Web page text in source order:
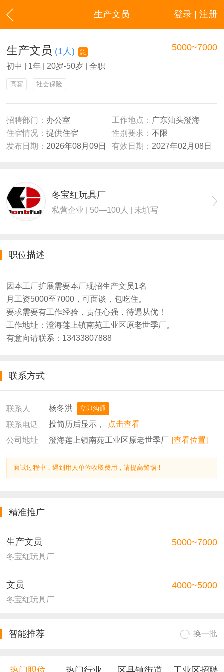
登录 | 注册
生产文员
生产文员 (1人) 急 5000~7000
初中 | 1年 | 20岁-50岁 | 全职
高薪 社会保险
招聘部门： 办公室 工作地点： 广东汕头澄海
住宿情况： 提供住宿 性别要求： 不限
发布日期： 2026年08月09日 有效日期： 2027年02月08日
冬宝红玩具厂
私营企业 | 50—100人 | 未填写
职位描述
因本工厂扩展需要本厂现招生产文员1名
月工资5000至7000，可面谈，包吃住。
要求需要有工作经验，责任心强，待遇从优！
工作地址：澄海莲上镇南苑工业区原老世季厂。
有意向请联系：13433807888
联系方式
联系人 杨冬洪 立即沟通
联系电话 投简历后显示，
点击查看
公司地址
澄海莲上镇南苑工业区原老世季厂 [查看位置]
面试过程中，遇到用人单位收取费用，请提高警惕！
精准推广
生产文员
冬宝红玩具厂
5000~7000
文员
冬宝红玩具厂
4000~5000
智能推荐 换一批